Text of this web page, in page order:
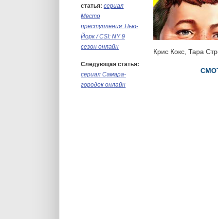
статья: сериал
Место
преступления: Нью-
Йорк / CSI: NY 9
сезон онлайн
Следующая статья:
сериал Самара-
городок онлайн
Крис Кокс, Тара